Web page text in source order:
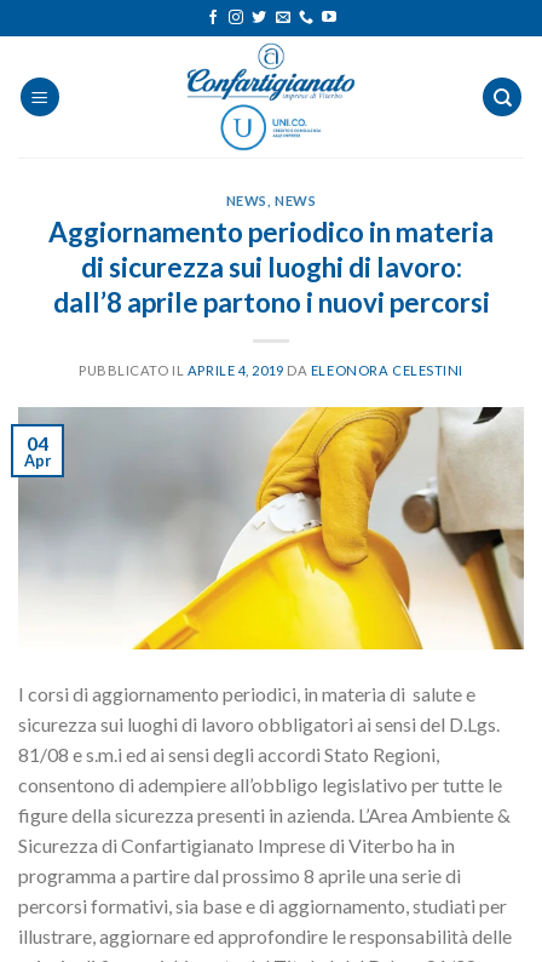
ai
contenuti
NEWS ,NEWS
Aggiornamento periodico in materia
di sicurezza sui luoghi di lavoro:
dall’8 aprile partono i nuovi percorsi
PUBBLICATO IL APRILE 4, 2019 DA ELEONORA CELESTINI
04
Apr
I corsi di aggiornamento periodici, in materia di salute e
sicurezza sui luoghi di lavoro obbligatori ai sensi del D.Lgs.
81/08 e s.m.i ed ai sensi degli accordi Stato Regioni,
consentono di adempiere all’obbligo legislativo per tutte le
figure della sicurezza presenti in azienda. L’Area Ambiente &
Sicurezza di Confartigianato Imprese di Viterbo ha in
programma a partire dal prossimo 8 aprile una serie di
percorsi formativi, sia base e di aggiornamento, studiati per
illustrare, aggiornare ed approfondire le responsabilità delle